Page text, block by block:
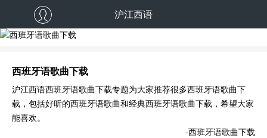
沪江西语
西班牙语歌曲下载
西班牙语歌曲下载
沪江西语西班牙语歌曲下载专题为大家推荐很多西班牙语歌曲下
载，包括好听的西班牙语歌曲和经典西班牙语歌曲下载，希望大家
能喜欢。
-西班牙语歌曲下载